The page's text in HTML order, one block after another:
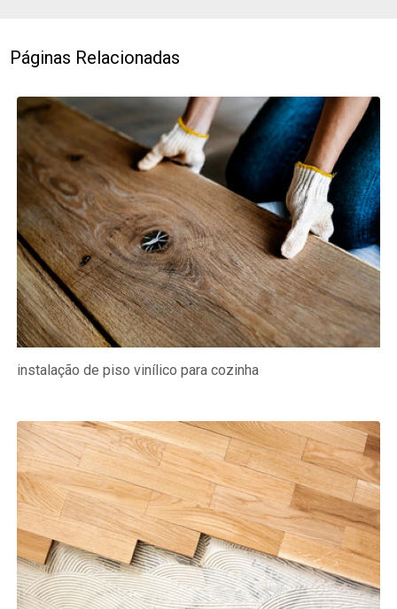
Páginas Relacionadas
instalação de piso vinílico para cozinha